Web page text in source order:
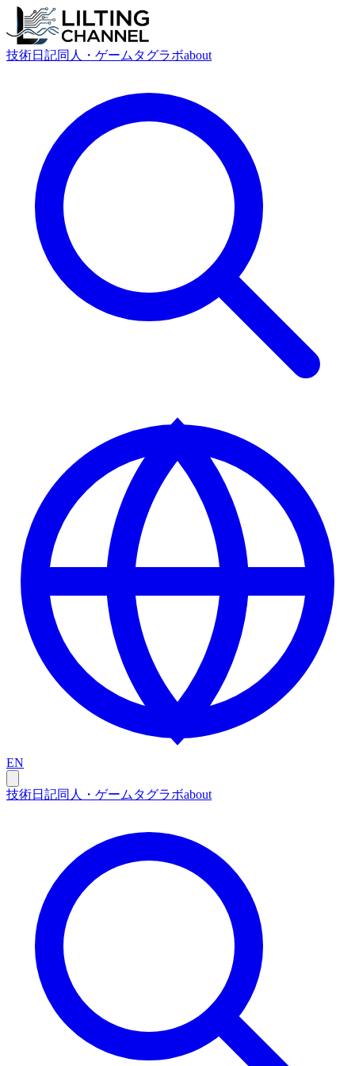
技術日記同人・ゲーム タグラボabout
EN
技術日記同人・ゲーム タグラボabout